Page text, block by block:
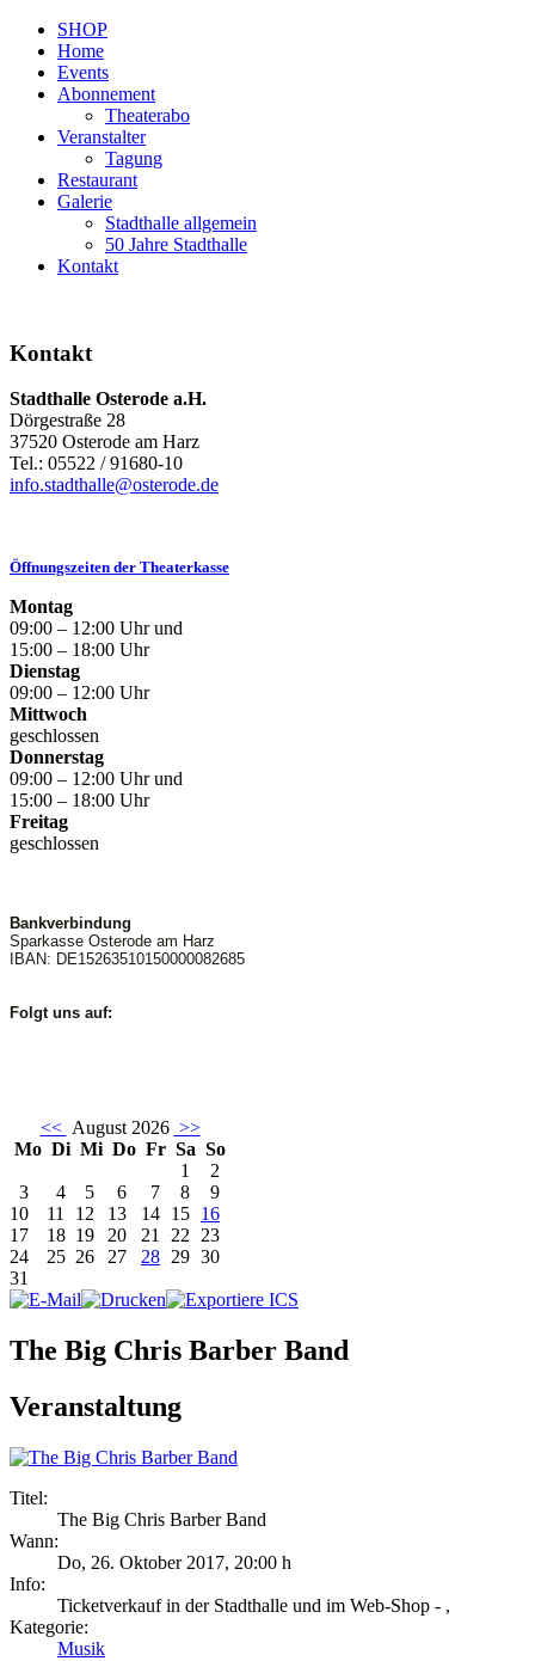
SHOP
Home
Events
Abonnement
Theaterabo
Veranstalter
Tagung
Restaurant
Galerie
Stadthalle allgemein
50 Jahre Stadthalle
Kontakt
Kontakt
Stadthalle Osterode a.H.
Dörgestraße 28
37520 Osterode am Harz
Tel.: 05522 / 91680-10
info.stadthalle@osterode.de
Öffnungszeiten der Theaterkasse
Montag
09:00 – 12:00 Uhr und
15:00 – 18:00 Uhr
Dienstag
09:00 – 12:00 Uhr
Mittwoch
geschlossen
Donnerstag
09:00 – 12:00 Uhr und
15:00 – 18:00 Uhr
Freitag
geschlossen
Bankverbindung
Sparkasse Osterode am Harz
IBAN: DE15263510150000082685
Folgt uns auf:
<< August 2026 >>
Mo Di Mi Do Fr Sa So
1
2
3
4 5 6 7 8
9
10
11 12 13 14 15 16
17
18 19 20 21 22 23
24
25 26 27 28 29 30
31
The Big Chris Barber Band
Veranstaltung
Titel:
The Big Chris Barber Band
Wann:
Do, 26. Oktober 2017, 20:00 h
Info:
Ticketverkauf in der Stadthalle und im Web-Shop - ,
Kategorie:
Musik